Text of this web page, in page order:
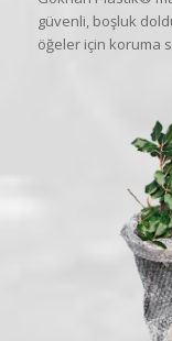
güvenli, boşluk
öğeler için koruma